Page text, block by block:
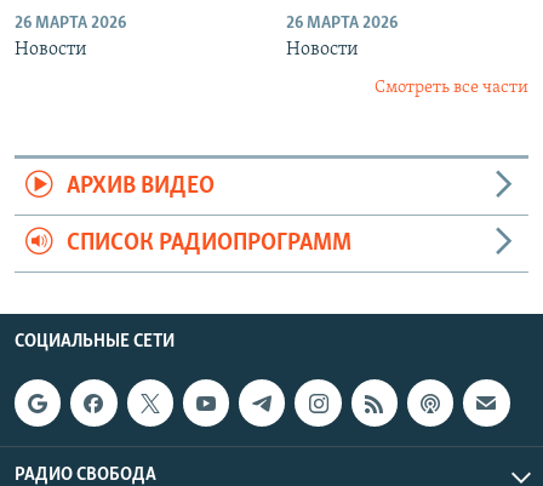
26 МАРТА 2026
Новости
26 МАРТА 2026
Новости
Смотреть все части
АРХИВ ВИДЕО
СПИСОК РАДИОПРОГРАММ
СОЦИАЛЬНЫЕ СЕТИ
РАДИО СВОБОДА